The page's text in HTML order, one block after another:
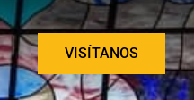
VISÍTANOS